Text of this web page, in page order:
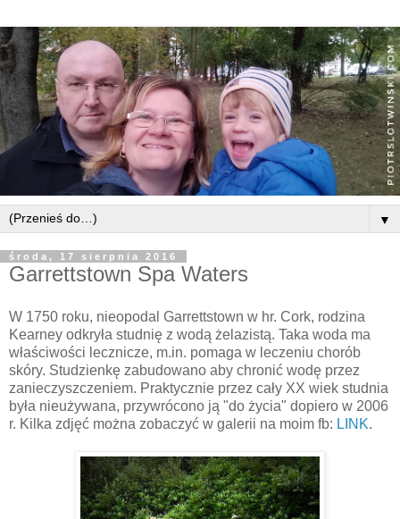
▼
środa, 17 sierpnia 2016
Garrettstown Spa Waters
W 1750 roku, nieopodal Garrettstown w hr. Cork, rodzina
Kearney odkryła studnię z wodą żelazistą. Taka woda ma
właściwości lecznicze, m.in. pomaga w leczeniu chorób
skóry. Studzienkę zabudowano aby chronić wodę przez
zanieczyszczeniem. Praktycznie przez cały XX wiek studnia
była nieużywana, przywrócono ją "do życia" dopiero w 2006
r. Kilka zdjęć można zobaczyć w galerii na moim fb: LINK.